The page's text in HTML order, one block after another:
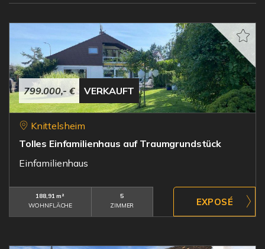
799.000,- € VERKAUFT
Knittelsheim
Tolles Einfamilienhaus auf Traumgrundstück
Einfamilienhaus
188,91 m²
WOHNFLÄCHE
5
ZIMMER